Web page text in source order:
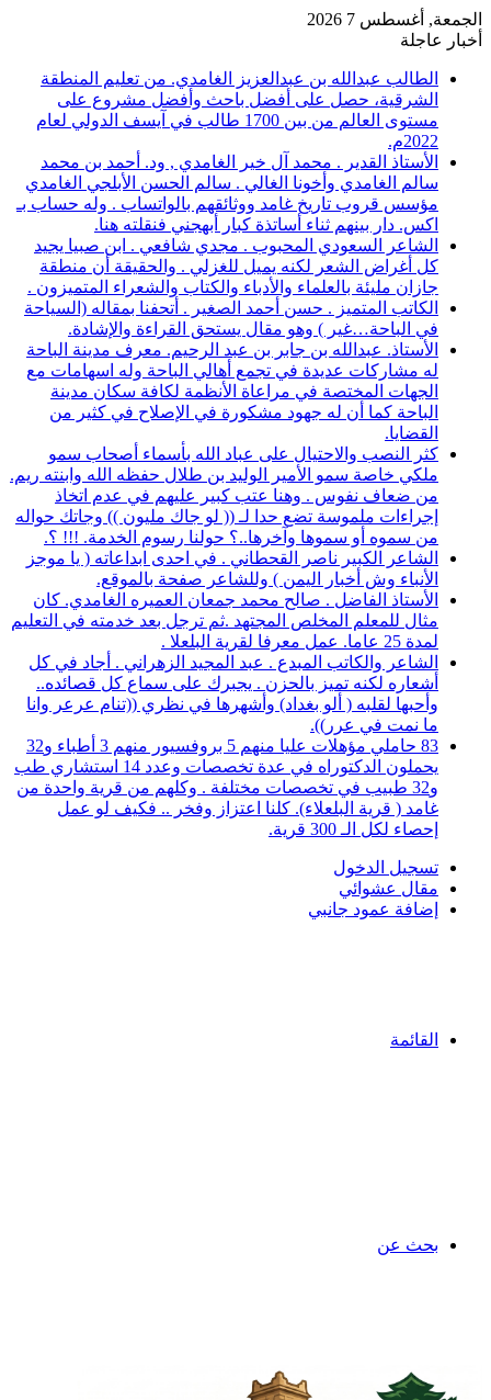
الجمعة, أغسطس 7 2026
أخبار عاجلة
الطالب عبدالله بن عبدالعزيز الغامدي. من تعليم المنطقة
الشرقية، حصل على أفضل باحث وأفضل مشروع على
مستوى العالم من بين 1700 طالب في آيسف الدولي لعام
2022م.
الأستاذ القدير . محمد آل خير الغامدي , ود. أحمد بن محمد
سالم الغامدي وأخونا الغالي . سالم الحسن الأبلجي الغامدي
مؤسس قروب تاريخ غامد ووثائقهم بالواتساب . وله حساب بـ
اكس. دار بينهم ثناء أساتذة كبار أبهجني فنقلته هنا.
الشاعر السعودي المحبوب . مجدي شافعي . ابن صبيا يجيد
كل أغراض الشعر لكنه يميل للغزلي . والحقيقة أن منطقة
جازان مليئة بالعلماء والأدباء والكتاب والشعراء المتميزون .
الكاتب المتميز . حسن أحمد الصغير . أتحفنا بمقاله (السياحة
في الباحة…غير ) وهو مقال يستحق القراءة والإشادة.
الأستاذ. عبدالله بن جابر بن عبد الرحيم. معرف مدينة الباحة
له مشاركات عديدة في تجمع أهالي الباحة وله اسهامات مع
الجهات المختصة في مراعاة الأنظمة لكافة سكان مدينة
الباحة كما أن له جهود مشكورة في الإصلاح في كثير من
القضايا.
كثر النصب والاحتيال على عباد الله بأسماء أصحاب سمو
ملكي خاصة سمو الأمير الوليد بن طلال حفظه الله وابنته ريم.
من ضعاف نفوس . وهنا عتب كبير عليهم في عدم اتخاذ
إجراءات ملموسة تضع حدا لـ (( لو جاك مليون )) وجاتك حواله
من سموه أو سموها وآخرها..؟ حولنا رسوم الخدمة. !!! ؟.
الشاعر الكبير ناصر القحطاني . في احدى ابداعاته ( يا موجز
الأنباء وش أخبار اليمن ) وللشاعر صفحة بالموقع.
الأستاذ الفاضل . صالح محمد جمعان العميره الغامدي. كان
مثال للمعلم المخلص المجتهد .ثم ترجل بعد خدمته في التعليم
لمدة 25 عاما. عمل معرفا لقرية البلعلا .
الشاعر والكاتب المبدع . عبد المجيد الزهراني . أجاد في كل
أشعاره لكنه تميز بالحزن . يجبرك على سماع كل قصائده..
وأحبها لقلبه ( ألو بغداد) وأشهرها في نظري ((تنام عرعر وانا
ما نمت في عرر)).
83 حاملي مؤهلات عليا منهم 5 بروفسيور منهم 3 أطباء و32
يحملون الدكتوراه في عدة تخصصات وعدد 14 استشاري طب
و32 طبيب في تخصصات مختلفة . وكلهم من قرية واحدة من
غامد ( قرية البلعلاء). كلنا اعتزاز وفخر .. فكيف لو عمل
إحصاء لكل الـ 300 قرية.
تسجيل الدخول
مقال عشوائي
إضافة عمود جانبي
القائمة
بحث عن